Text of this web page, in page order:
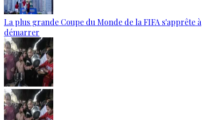
La plus grande Coupe du Monde de la FIFA s'apprête à
démarrer